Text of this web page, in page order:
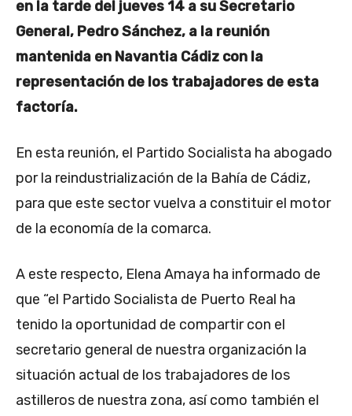
en la tarde del jueves 14 a su Secretario
General, Pedro Sánchez, a la reunión
mantenida en Navantia Cádiz con la
representación de los trabajadores de esta
factoría.
En esta reunión, el Partido Socialista ha abogado
por la reindustrialización de la Bahía de Cádiz,
para que este sector vuelva a constituir el motor
de la economía de la comarca.
A este respecto, Elena Amaya ha informado de
que “el Partido Socialista de Puerto Real ha
tenido la oportunidad de compartir con el
secretario general de nuestra organización la
situación actual de los trabajadores de los
astilleros de nuestra zona, así como también el